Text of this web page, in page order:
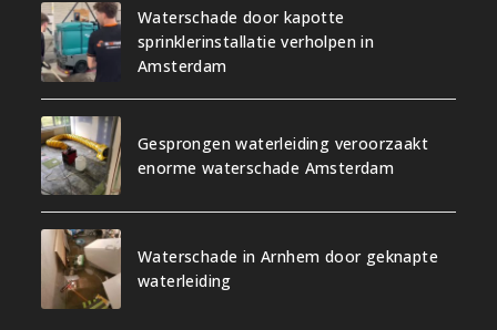
Waterschade door kapotte
sprinklerinstallatie verholpen in
Amsterdam
Gesprongen waterleiding veroorzaakt
enorme waterschade Amsterdam
Waterschade in Arnhem door geknapte
waterleiding